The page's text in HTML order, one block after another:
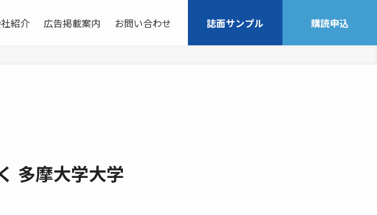
紹介 広告掲載案内 お問い合わせ 誌面サンプル 購読申込
多摩大学大学